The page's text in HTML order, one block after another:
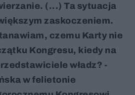
(...) Ta sytuacja
zaskoczeniem.
czemu Karty nie
Kongresu, kiedy na
władz? -
w felietonie